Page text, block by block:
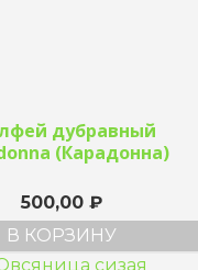
дубравный
(Карадонна)
500,00 ₽
В КОРЗИНУ